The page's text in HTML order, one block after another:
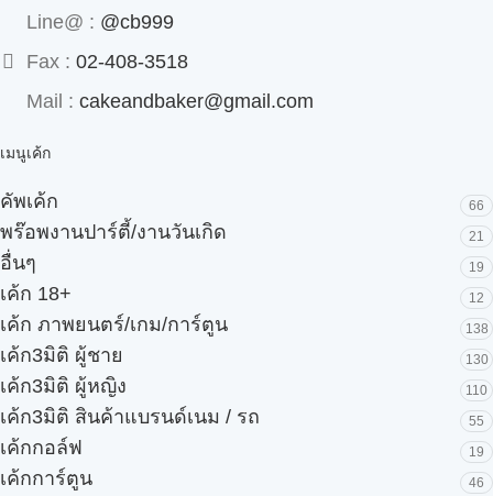
Line@ : @cb999
Fax : 02-408-3518
Mail : cakeandbaker@gmail.com
เมนูเค้ก
คัพเค้ก 66
พร๊อพงานปาร์ตี้/งานวันเกิด 21
อื่นๆ 19
เค้ก 18+ 12
เค้ก ภาพยนตร์/เกม/การ์ตูน 138
เค้ก3มิติ ผู้ชาย 130
เค้ก3มิติ ผู้หญิง 110
เค้ก3มิติ สินค้าแบรนด์เนม / รถ 55
เค้กกอล์ฟ 19
เค้กการ์ตูน 46